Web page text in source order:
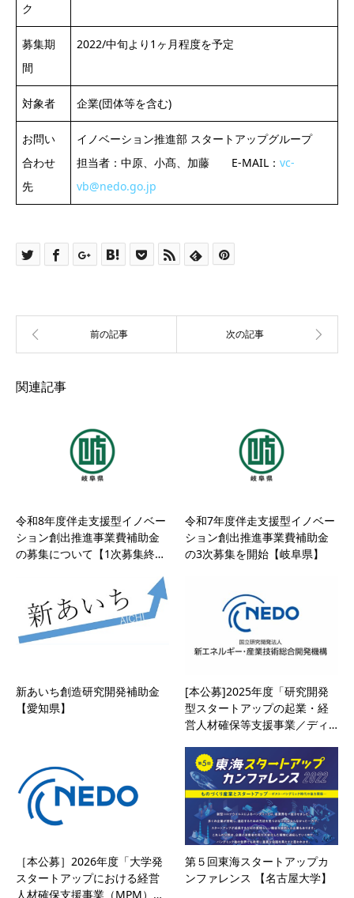
ク
募集期
間
2022/中旬より1ヶ月程度を予定
対象者 企業(団体等を含む)
お問い
合わせ
先
イノベーション推進部 スタートアップグループ
担当者：中原、小髙、加藤 E-MAIL： vc-
vb@nedo.go.jp
関連記事
令和8年度伴走支援型イノベー
ション創出推進事業費補助金
の募集について【1次募集終…
令和7年度伴走支援型イノベー
ション創出推進事業費補助金
の3次募集を開始【岐阜県】
新あいち創造研究開発補助金
【愛知県】
[本公募]2025年度「研究開発
型スタートアップの起業・経
営人材確保等支援事業／ディ…
［本公募］2026年度「大学発
スタートアップにおける経営
人材確保支援事業（MPM）…
第５回東海スタートアップカ
ンファレンス 【名古屋大学】